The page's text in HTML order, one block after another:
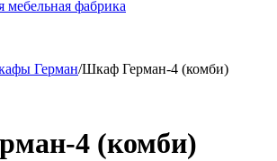
мебельная фабрика
Герман/Шкаф Герман-4 (комби)
4 (комби)